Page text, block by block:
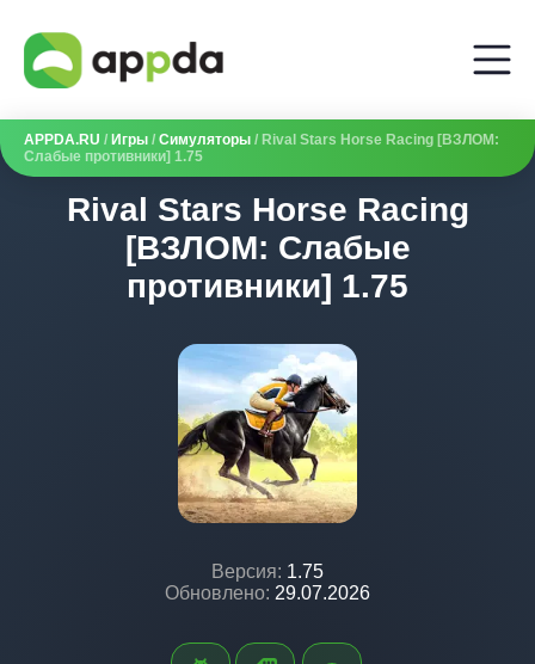
APPDA.RU / Игры / Симуляторы / Rival Stars Horse Racing [ВЗЛОМ:
Слабые противники] 1.75
Rival Stars Horse Racing
[ВЗЛОМ: Слабые
противники] 1.75
Версия: 1.75
Обновлено: 29.07.2026